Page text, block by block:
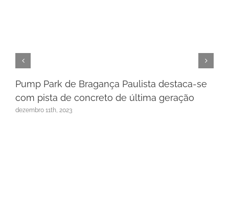
Pump Park de Bragança Paulista destaca-se
com pista de concreto de última geração
dezembro 11th, 2023